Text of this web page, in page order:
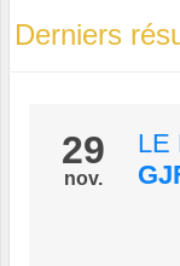
Derniers
29
nov.
LE